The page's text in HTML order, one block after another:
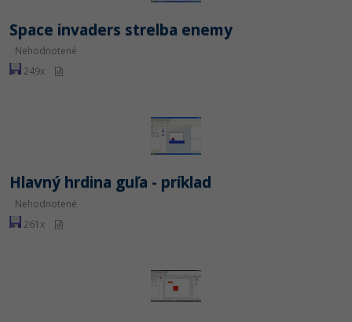
Space invaders strelba enemy
Nehodnotené
249x
Hlavný hrdina guľa - príklad
Nehodnotené
261x